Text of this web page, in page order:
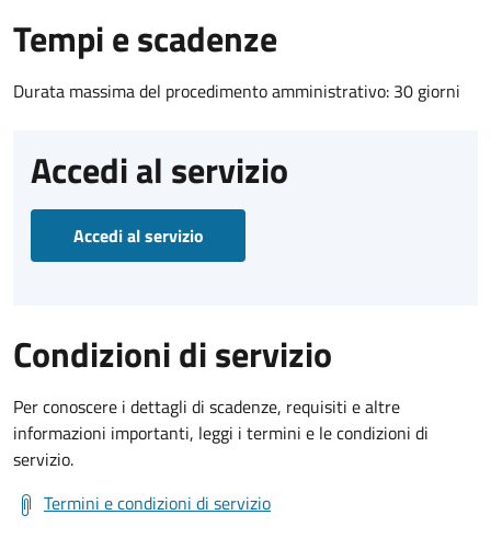
Tempi e scadenze
Durata massima del procedimento amministrativo: 30 giorni
Accedi al servizio
Accedi al servizio
Condizioni di servizio
Per conoscere i dettagli di scadenze, requisiti e altre
informazioni importanti, leggi i termini e le condizioni di
servizio.
Termini e condizioni di servizio